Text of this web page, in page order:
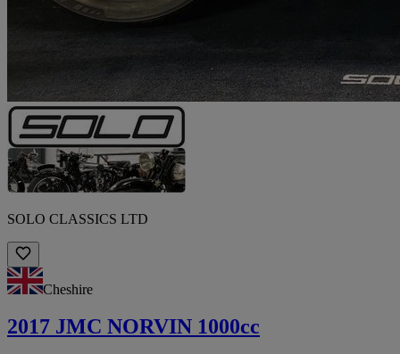
SOLO CLASSICS LTD
Cheshire
2017 JMC NORVIN 1000cc